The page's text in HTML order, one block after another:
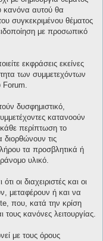
κανόνα αυτού θα
συγκεκριμένου θέματος
με προσωπικό
εκφράσεις εκείνες
των συμμετεχόντων
Forum.
δυσφημιστικό,
κατανοούν
κάθε περίπτωση το
διορθώνουν τις
τα προσβλητικά ή
υλικό.
οι διαχειριστές και οι
μεταφέρουν ή και να
που, κατά την κρίση
κανόνες λειτουργίας.
με τους όρους